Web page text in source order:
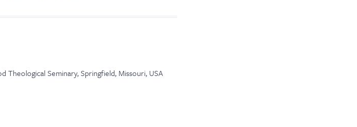
Theological Seminary, Springfield, Missouri, USA